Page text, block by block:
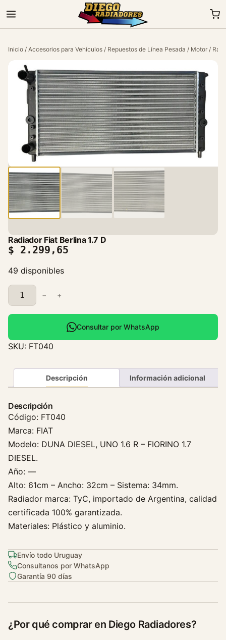
Inicio / Accesorios para Vehículos / Repuestos de Línea Pesada / Motor /
Radiador Fiat Berlina 1.7 D
$ 2.299,65
49 disponibles
R
a
d
a
d
F
a
t
B
e
r
l
i
n
.
D
c
a
t
d
− +
Consultar por WhatsApp
SKU: FT040
Descripción Información adicional
Descripción
Código: FT040
Marca: FIAT
Modelo: DUNA DIESEL, UNO 1.6 R – FIORINO 1.7
DIESEL.
Año: —
Alto: 61cm – Ancho: 32cm – Sistema: 34mm.
Radiador marca: TyC, importado de Argentina, calidad
certificada 100% garantizada.
Materiales: Plástico y aluminio.
Envío todo Uruguay
Consultanos por WhatsApp
Garantía 90 días
¿Por qué comprar en Diego Radiadores?